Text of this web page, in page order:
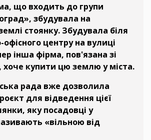
що входить до групи
збудувала на
стоянку. Збудувала біля
офісного центру на вулиці
інша фірма, пов'язана зі
купити цю землю у міста.
рада вже дозволила
для відведення цієї
яку посадовці у
«вільною від